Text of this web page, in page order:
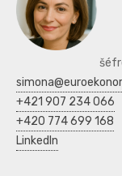
+421 907 234 066
+420 774 699 168
LinkedIn